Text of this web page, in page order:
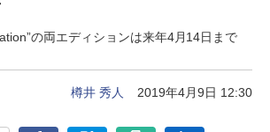
の両エディションは来年4月14日まで
樽井 秀人 2019年4月9日 12:30